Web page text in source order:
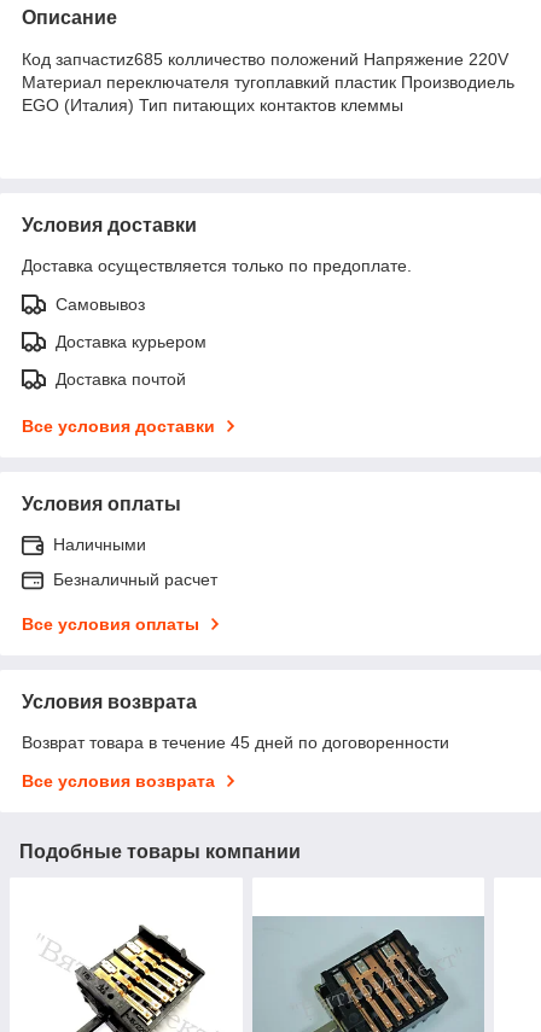
Описание
Код запчастиz685 колличество положений Напряжение 220V
Материал переключателя тугоплавкий пластик Производиель
EGO (Италия) Тип питающих контактов клеммы
Условия доставки
Доставка осуществляется только по предоплате.
Самовывоз
Доставка курьером
Доставка почтой
Все условия доставки
Условия оплаты
Наличными
Безналичный расчет
Все условия оплаты
Условия возврата
Возврат товара в течение 45 дней по договоренности
Все условия возврата
Подобные товары компании